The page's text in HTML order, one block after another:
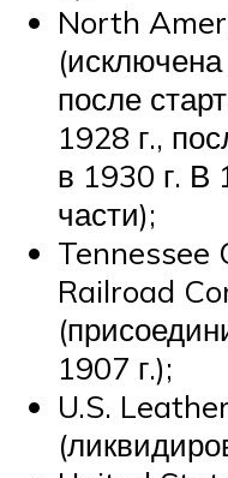
North
после
1928 г.,
в 1930 г. В
части);
Tennessee
Railroad
1907 г.);
U.S.